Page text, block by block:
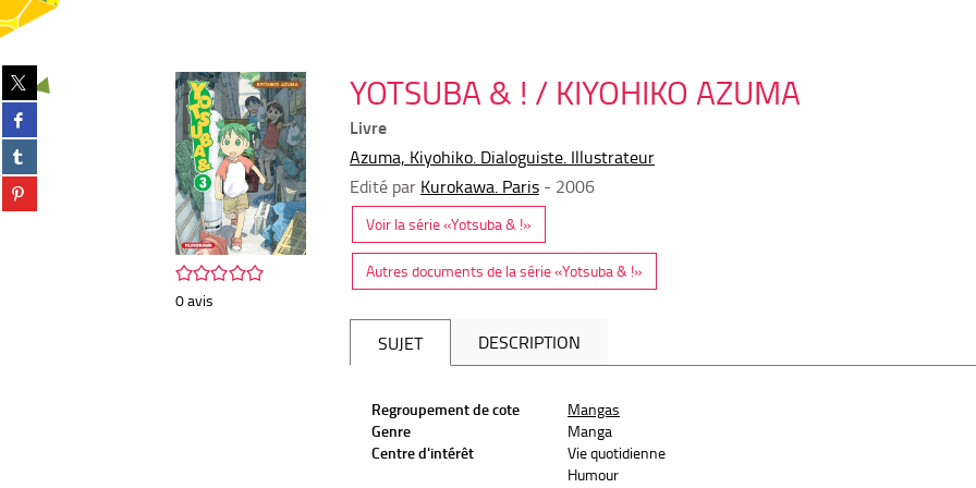
Partager
sur
twitter
(Nouvelle
fenêtre)
Partager
sur
facebook
(Nouvelle
fenêtre)
Partager
sur
tumblr
(Nouvelle
Partager
sur
/5
0avis
YOTSUBA & ! / KIYOHIKO AZUMA
Livre
Azuma, Kiyohiko. Dialoguiste. Illustrateur
Edité par Kurokawa. Paris - 2006
Voir la série «Yotsuba & !»
Autres documents de la série «Yotsuba & !»
SUJET DESCRIPTION
Regroupement de cote
Mangas
Genre
Manga
Centre d'intérêt
Vie quotidienne
Humour